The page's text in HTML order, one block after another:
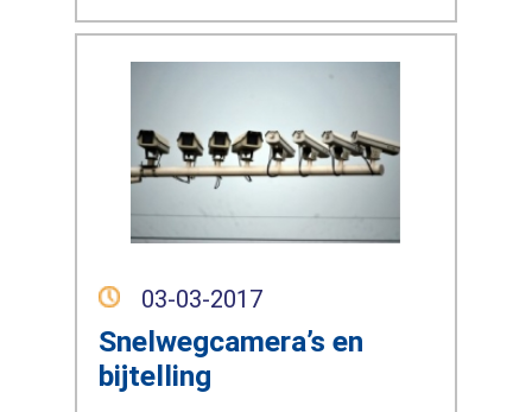
03-03-2017
Snelwegcamera’s en
bijtelling